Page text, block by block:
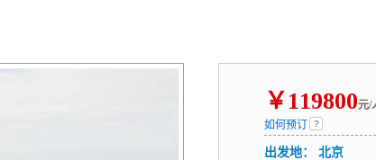
￥ 119800元/
如何预订
出发地：
北京